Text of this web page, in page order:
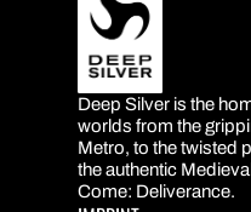
DEEP
Deep Silver is the
worlds from the
Metro, to the twisted
the authentic
Come: Deliverance.